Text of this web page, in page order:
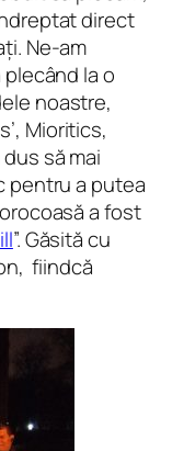
direct
Ne-am
la o
noastre,
Mioritics,
să mai
pentru a putea
a fost
”. Găsită cu
fiindcă